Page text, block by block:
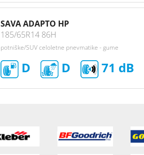
SAVA ADAPTO HP
185/65R14 86H
potniške/SUV celoletne pnevmatike - gume
D D 71